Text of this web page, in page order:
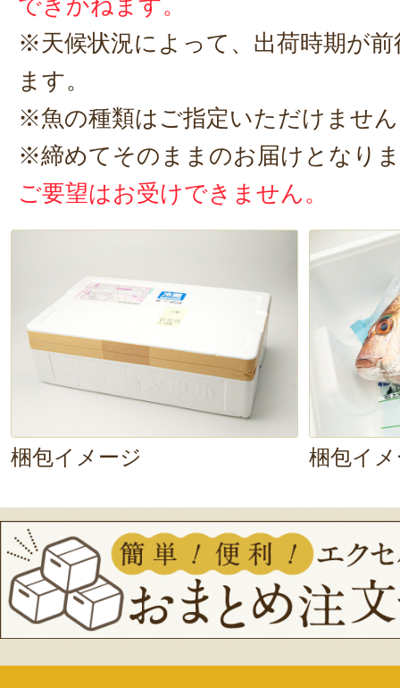
できかねます。
※天候状況によって、出荷時期が
ます。
※魚の種類はご指定いただけませ
※締めてそのままのお届けとなり
ご要望はお受けできません。
梱包イメージ 梱包イ